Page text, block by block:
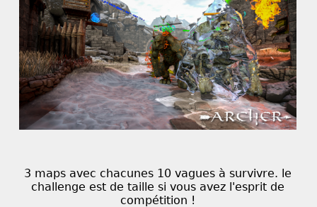
3 maps avec chacunes 10 vagues à survivre. le
challenge est de taille si vous avez l'esprit de
compétition !